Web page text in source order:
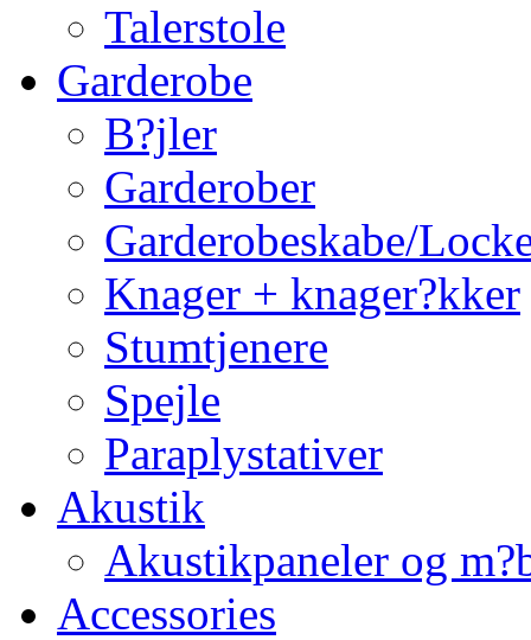
Talerstole
Garderobe
B?jler
Garderober
Garderobeskabe/
Knager + knager?kker
Stumtjenere
Spejle
Paraplystativer
Akustik
Akustikpaneler og
Accessories